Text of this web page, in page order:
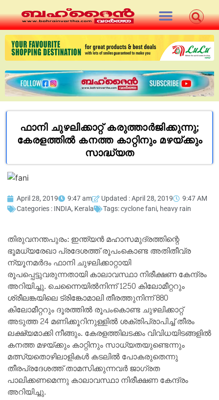
ഫാനി ചുഴലിക്കാറ്റ് കരുത്താര്‍ജിക്കുന്നു;
കേരളത്തിൽ കനത്ത കാറ്റിനും മഴയ്ക്കും
സാദ്ധ്യത
April 28, 2019 9:47 am Updated : April 28, 2019
9:47 AM
Categories : INDIA, Kerala Tags:cyclone fani, heavy rain
തിരുവനന്തപുരം: ഇന്ത്യൻ മഹാസമുദ്രത്തിന്റെ
ഭൂമധ്യരേഖാ പ്രദേശത്ത് രൂപംകൊണ്ട അതിതീവ്ര
ന്യൂനമർദം ഫാനി ചുഴലിക്കാറ്റായി
രൂപപ്പെട്ടുവരുന്നതായി കാലാവസ്ഥാ നിരീക്ഷണ കേന്ദ്രം
അറിയിച്ചു. ചെന്നൈയിൽനിന്ന് 1250 കിലോമീറ്ററും
ശ്രീലങ്കയിലെ ട്രിങ്കോമാലി തീരത്തുനിന്ന് 880
കിലോമീറ്ററും ദൂരത്തിൽ രൂപംകൊണ്ട ചുഴലിക്കാറ്റ്
അടുത്ത 24 മണിക്കൂറിനുള്ളിൽ ശക്തിപ്രാപിച്ച് തീരം
ലക്ഷ്യമാക്കി നീങ്ങും. കേരളത്തിലടക്കം വിവിധയിടങ്ങളില്‍
കനത്ത മഴയ്ക്കും കാറ്റിനും സാധ്യതയുണ്ടെന്നും
മത്സ്യതൊഴിലാളികൾ കടലിൽ പോകരുതെന്നു
തീരപ്രദേശത്ത് താമസിക്കുന്നവർ ജാഗ്രത
പാലിക്കണമെന്നു കാലാവസ്ഥാ നിരീക്ഷണ കേന്ദ്രം
അറിയിച്ചു.